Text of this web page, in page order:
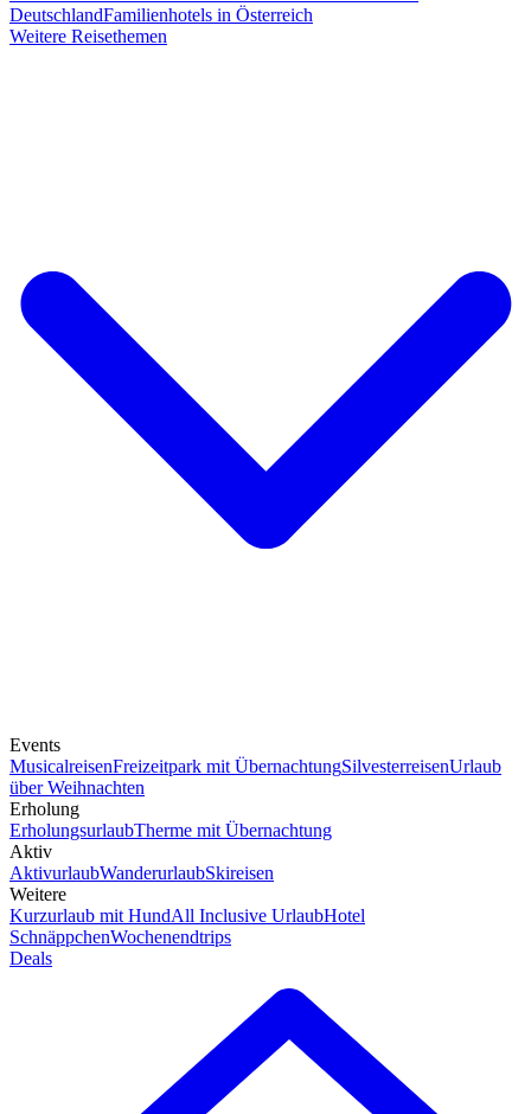
DeutschlandFamilienhotels in Österreich
Weitere Reisethemen
Events
MusicalreisenFreizeitpark mit ÜbernachtungSilvesterreisenUrlaub
über Weihnachten
Erholung
ErholungsurlaubTherme mit Übernachtung
Aktiv
AktivurlaubWanderurlaubSkireisen
Weitere
Kurzurlaub mit HundAll Inclusive UrlaubHotel
SchnäppchenWochenendtrips
Deals